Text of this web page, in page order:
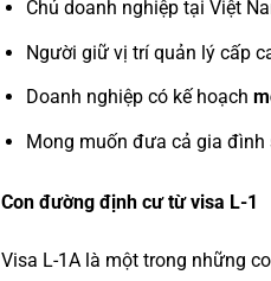
Chủ doanh nghiệp tại Việt
Người giữ vị trí quản lý cấp
Doanh nghiệp có kế hoạch
Mong muốn đưa cả gia đình
Con đường định cư từ visa L-1
Visa L-1A là một trong những